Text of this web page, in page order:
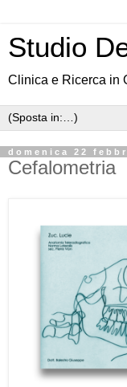
Studio
Clinica e Ricerca in
domenica 22
Cefalometria